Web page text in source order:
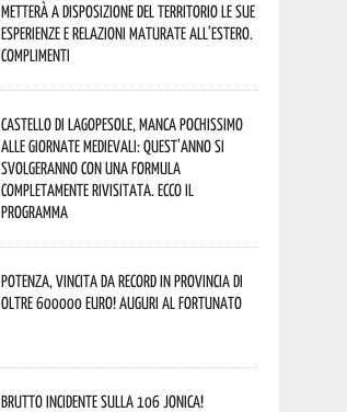
metterà a disposizione del territorio le sue
esperienze e relazioni maturate all’estero.
Complimenti
Castello di Lagopesole, manca pochissimo
alle Giornate Medievali: quest’anno si
svolgeranno con una formula
completamente rivisitata. Ecco il
programma
Potenza, vincita da record in provincia di
oltre 600000 euro! Auguri al fortunato
Brutto incidente sulla 106 Jonica!